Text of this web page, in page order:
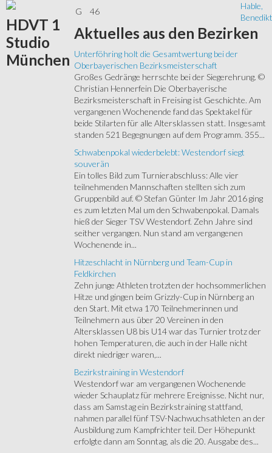
G
46
Hable,
Benedikt
Aktuelles aus den Bezirken
Unterföhring holt die Gesamtwertung bei der
Oberbayerischen Bezirksmeisterschaft
Großes Gedränge herrschte bei der Siegerehrung. ©
Christian Hennerfein Die Oberbayerische
Bezirksmeisterschaft in Freising ist Geschichte. Am
vergangenen Wochenende fand das Spektakel für
beide Stilarten für alle Altersklassen statt. Insgesamt
standen 521 Begegnungen auf dem Programm. 355...
Schwabenpokal wiederbelebt: Westendorf siegt
souverän
Ein tolles Bild zum Turnierabschluss: Alle vier
teilnehmenden Mannschaften stellten sich zum
Gruppenbild auf. © Stefan Günter Im Jahr 2016 ging
es zum letzten Mal um den Schwabenpokal. Damals
hieß der Sieger TSV Westendorf. Zehn Jahre sind
seither vergangen. Nun stand am vergangenen
Wochenende in...
Hitzeschlacht in Nürnberg und Team-Cup in
Feldkirchen
Zehn junge Athleten trotzten der hochsommerlichen
Hitze und gingen beim Grizzly-Cup in Nürnberg an
den Start. Mit etwa 170 Teilnehmerinnen und
Teilnehmern aus über 20 Vereinen in den
Altersklassen U8 bis U14 war das Turnier trotz der
hohen Temperaturen, die auch in der Halle nicht
direkt niedriger waren,...
Bezirkstraining in Westendorf
Westendorf war am vergangenen Wochenende
wieder Schauplatz für mehrere Ereignisse. Nicht nur,
dass am Samstag ein Bezirkstraining stattfand,
nahmen parallel fünf TSV-Nachwuchsathleten an der
Ausbildung zum Kampfrichter teil. Der Höhepunkt
erfolgte dann am Sonntag, als die 20. Ausgabe des...
HDVT 1
Studio
München